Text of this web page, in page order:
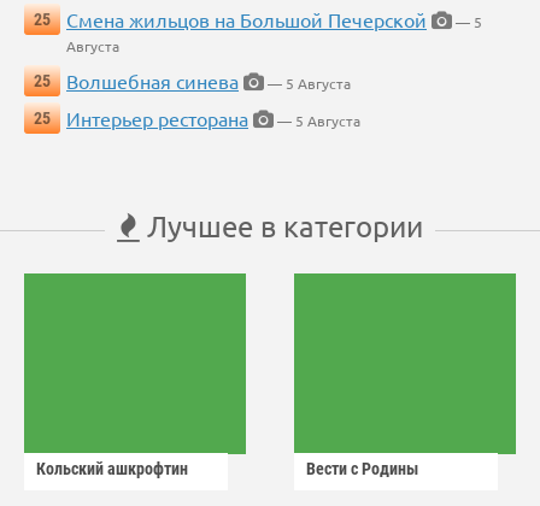
25
Смена жильцов на Большой Печерской
— 5
Августа
25
Волшебная синева
— 5 Августа
25
Интерьер ресторана — 5 Августа
Лучшее в категории
Кольский ашкрофтин Вести с Родины